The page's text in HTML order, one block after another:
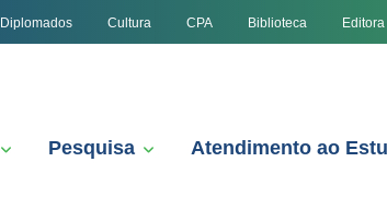
Diplomados Cultura CPA Biblioteca Editora
Pesquisa Atendimento ao